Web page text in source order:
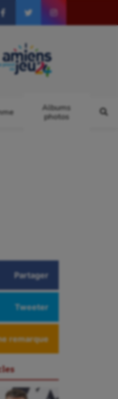
Albums
photos
Partager
Tweeter
remarque